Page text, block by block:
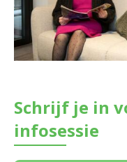
Schrijf je in
infosessie